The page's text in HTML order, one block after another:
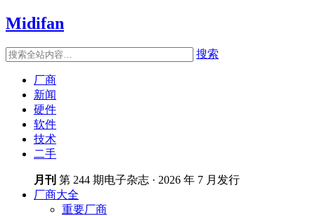
Midifan
搜索
厂商
新闻
硬件
软件
技术
二手
月刊 第 244 期电子杂志 · 2026 年 7 月发行
厂商大全
重要厂商